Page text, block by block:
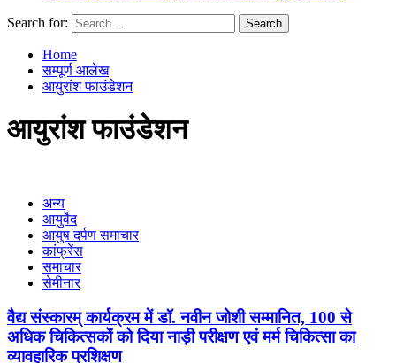
Search for:
Home
सम्पूर्ण आलेख
आयुरांश फाउंडेशन
आयुरांश फाउंडेशन
अन्य
आयुर्वेद
आयुष दर्पण समाचार
कांफ्रेंस
समाचार
सेमीनार
वैद्य संस्कारम् कार्यक्रम में डॉ. नवीन जोशी सम्मानित, 100 से
अधिक चिकित्सकों को दिया नाड़ी परीक्षण एवं मर्म चिकित्सा का
व्यावहारिक प्रशिक्षण